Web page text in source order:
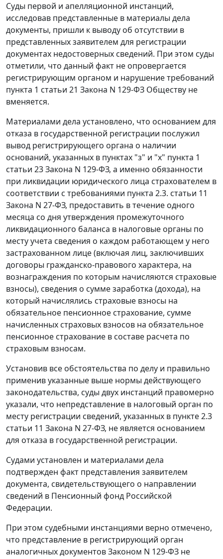
Суды первой и апелляционной инстанций,
исследовав представленные в материалы дела
документы, пришли к выводу об отсутствии в
представленных заявителем для регистрации
документах недостоверных сведений. При этом суды
отметили, что данный факт не опровергается
регистрирующим органом и нарушение требований
пункта 1 статьи 21 Закона N 129-ФЗ Обществу не
вменяется.
Материалами дела установлено, что основанием для
отказа в государственной регистрации послужил
вывод регистрирующего органа о наличии
оснований, указанных в пунктах "з" и "х" пункта 1
статьи 23 Закона N 129-ФЗ, а именно обязанности
при ликвидации юридического лица страхователем в
соответствии с требованиями пункта 2.3. статьи 11
Закона N 27-ФЗ, предоставить в течение одного
месяца со дня утверждения промежуточного
ликвидационного баланса в налоговые органы по
месту учета сведения о каждом работающем у него
застрахованном лице (включая лиц, заключивших
договоры гражданско-правового характера, на
вознаграждения по которым начисляются страховые
взносы), сведения о сумме заработка (дохода), на
который начислялись страховые взносы на
обязательное пенсионное страхование, сумме
начисленных страховых взносов на обязательное
пенсионное страхование в составе расчета по
страховым взносам.
Установив все обстоятельства по делу и правильно
применив указанные выше нормы действующего
законодательства, суды двух инстанций правомерно
указали, что непредставление в налоговый орган по
месту регистрации сведений, указанных в пункте 2.3
статьи 11 Закона N 27-ФЗ, не является основанием
для отказа в государственной регистрации.
Судами установлен и материалами дела
подтвержден факт представления заявителем
документа, свидетельствующего о направлении
сведений в Пенсионный фонд Российской
Федерации.
При этом судебными инстанциями верно отмечено,
что представление в регистрирующий орган
аналогичных документов Законом N 129-ФЗ не